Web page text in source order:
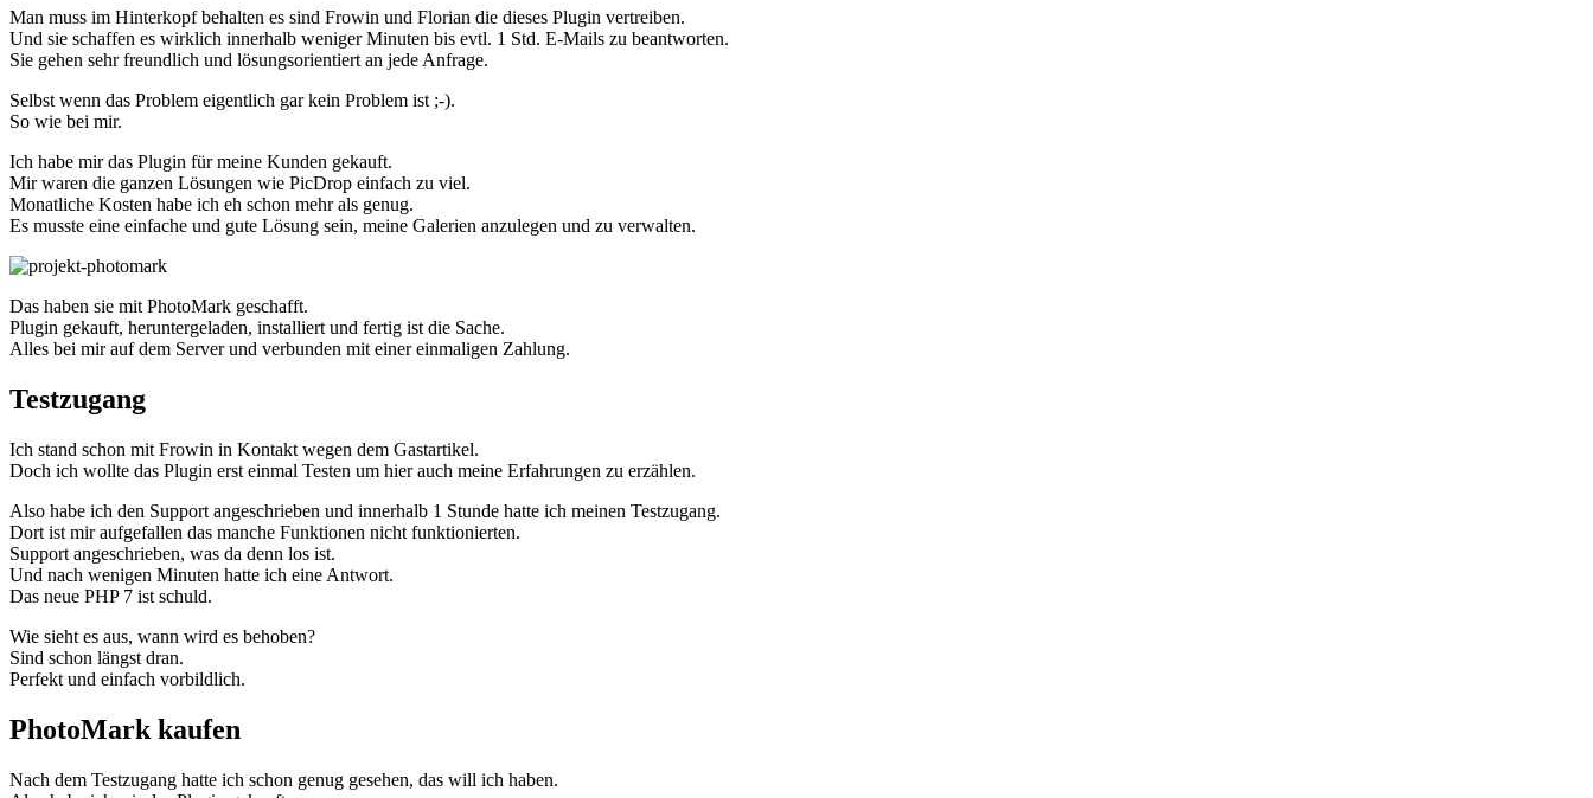
Man muss im Hinterkopf behalten es sind Frowin und Florian die dieses Plugin vertreiben.
Und sie schaffen es wirklich innerhalb weniger Minuten bis evtl. 1 Std. E-Mails zu beantworten.
Sie gehen sehr freundlich und lösungsorientiert an jede Anfrage.
Selbst wenn das Problem eigentlich gar kein Problem ist ;-).
So wie bei mir.
Ich habe mir das Plugin für meine Kunden gekauft.
Mir waren die ganzen Lösungen wie PicDrop einfach zu viel.
Monatliche Kosten habe ich eh schon mehr als genug.
Es musste eine einfache und gute Lösung sein, meine Galerien anzulegen und zu verwalten.
Das haben sie mit PhotoMark geschafft.
Plugin gekauft, heruntergeladen, installiert und fertig ist die Sache.
Alles bei mir auf dem Server und verbunden mit einer einmaligen Zahlung.
Testzugang
Ich stand schon mit Frowin in Kontakt wegen dem Gastartikel.
Doch ich wollte das Plugin erst einmal Testen um hier auch meine Erfahrungen zu erzählen.
Also habe ich den Support angeschrieben und innerhalb 1 Stunde hatte ich meinen Testzugang.
Dort ist mir aufgefallen das manche Funktionen nicht funktionierten.
Support angeschrieben, was da denn los ist.
Und nach wenigen Minuten hatte ich eine Antwort.
Das neue PHP 7 ist schuld.
Wie sieht es aus, wann wird es behoben?
Sind schon längst dran.
Perfekt und einfach vorbildlich.
PhotoMark kaufen
Nach dem Testzugang hatte ich schon genug gesehen, das will ich haben.